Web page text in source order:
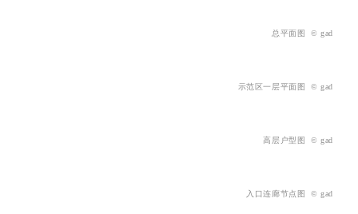
总平面图© gad
示范区一层平面图 © gad
高层户型图 © gad
入口连廊节点图 © gad